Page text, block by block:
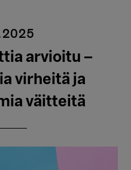
arvioitu –
virheitä ja
väitteitä